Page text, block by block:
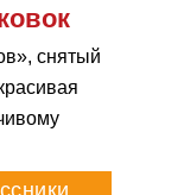
снятый